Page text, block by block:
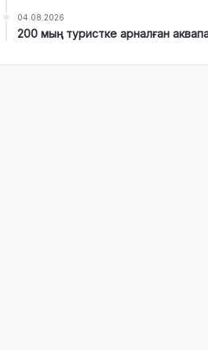
04.08.2026
200 мың туристке арналған